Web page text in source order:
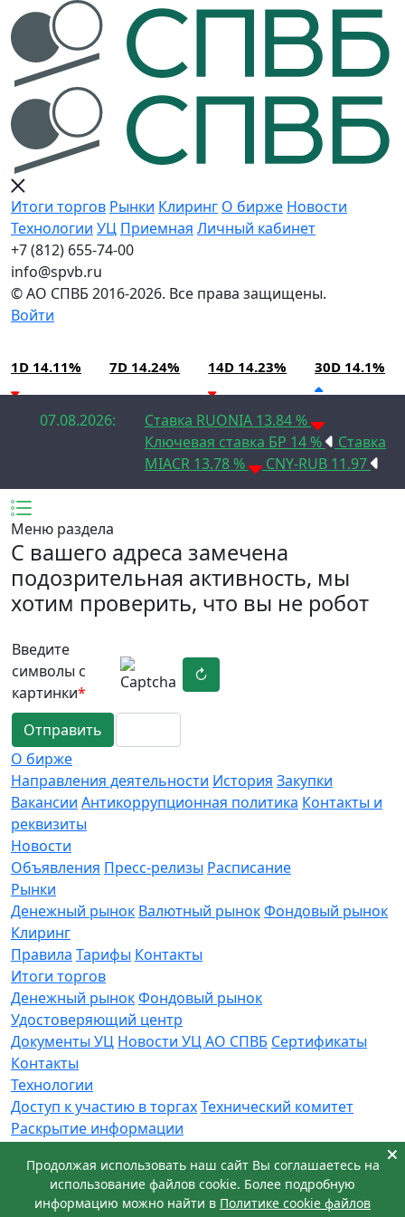
Итоги торгов Рынки Клиринг О бирже Новости
Технологии УЦ Приемная Личный кабинет
+7 (812) 655-74-00
info@spvb.ru
© АО СПВБ 2016-2026. Все права защищены.
Войти
1D 14.11%
7D 14.24% 14D 14.23% 30D 14.1%
07.08.2026:
Ставка RUONIA 13.84 %
Ключевая ставка БР 14 %
Ставка
MIACR 13.78 %
CNY-RUB 11.97
Меню раздела
C вашего адреса замечена
подозрительная активность, мы
хотим проверить, что вы не робот
Введите
символы с
картинки*
↻
Отправить
О бирже
Направления деятельности История Закупки
Вакансии Антикоррупционная политика Контакты и
реквизиты
Новости
Объявления Пресс-релизы Расписание
Рынки
Денежный рынок Валютный рынокФондовый рынок
Клиринг
Правила Тарифы Контакты
Итоги торгов
Денежный рынокФондовый рынок
Удостоверяющий центр
Документы УЦ Новости УЦ АО СПВБ Сертификаты
Контакты
Технологии
Доступ к участию в торгахТехнический комитет
Раскрытие информации
Обращения Заявка в техническую поддержку
© АО СПВБ 2016-2026. Все права защищены.
Продолжая использовать наш сайт Вы соглашаетесь на
использование файлов cookie. Более подробную
информацию можно найти в Политике cookie файлов